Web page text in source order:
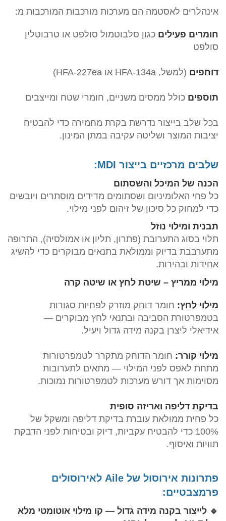
אינהלרים לאסטמה הם מערכות מורכבות המורכבות מ:
חומרים פעילים כגון סלבוטמול סולפט או טרבוטלין
סולפט
דוחפים (למשל, HFA-134a או HFA-227ea)
תוספים כולל ממסים משניים, חומרי שטח ומייצבים
בכל שלב בייצור נדרשת בקרת מחמירה כדי להבטיח
יציבות המוצר ושליטה עקיבה במתן המינון.
שלבים מרכזיים בייצור MDI:
הכנה של המיכל והשסתום
כל פחי האלומיניום ושסתומים מדידים מוסתרים ויובשים
כדי למחוק כל סיכון של זיהום לפני מילוי.
תבנית ומילוי נוזל
תלוי בסוג התערובת (פתרון, תליון או אמולסיה), התרופה
מתערבבת בדיוק וממולאת בתנאים מבוקרים כדי להשיג
אחידות ובהירות.
מילוי ממריץ – שיטת לחץ או שיטה קרה
מילוי לחץ: חומר דוחק מוזרק לפחיות סגורות
בטמפרטורת הסביבה ובתנאי לחץ מבוקרים —
אידיאלי ליצרן בקנה מידה גדול ויעיל.
מילוי קורר: חומר הדוחק מתקרר לטמפרטורות
מתחת לאפס לפני המילוי — מתאים לתערובות
מסוימות אך דורש מערכות לטמפרטורות נמוכות.
בדיקת דליפה ואריזה סופית
כל פחית ממולאת עוברת בדיקת דליפה ומשקל של
100% כדי להבטיח עקביות, דיוק ובטיחות לפני הדבקת
תוויות ואיסוף.
פתרונות אירוסול של Aile לאירוסולים
פרמצבטיים:
🔹 לייצור בקנה מידה גדול — קו מילוי אוטומטי מלא